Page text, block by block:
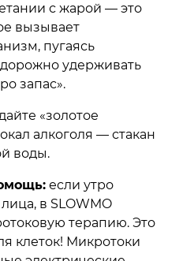
с жарой — это
вызывает
пугаясь
удерживать
запас».
«золотое
алкоголя — стакан
воды.
если утро
в SLOWMO
терапию. Это
клеток! Микротоки